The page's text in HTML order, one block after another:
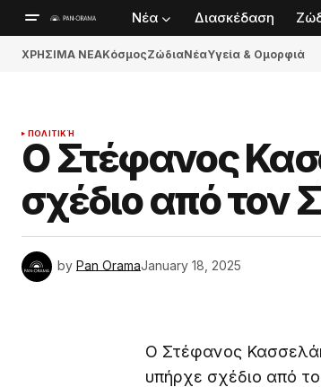
Νέα Διασκέδαση
ΧΡΗΣΙΜΑ ΝΕΑΚόσμοςΖώδιαΝέαΥγεία & Ομορφιά
ΠΟΛΙΤΙΚΉ
Ο Στέφανος
σχέδιο από τον
by Pan OramaJanuary 18, 2025
Ο Στέφανος
υπήρχε σχέδιο από